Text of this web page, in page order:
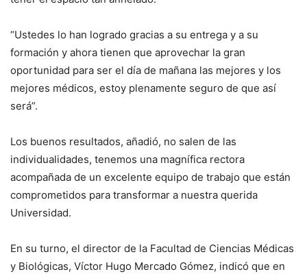
“Ustedes lo han logrado gracias a su entrega y a su
formación y ahora tienen que aprovechar la gran
oportunidad para ser el día de mañana las mejores y los
mejores médicos, estoy plenamente seguro de que así
será”.
Los buenos resultados, añadió, no salen de las
individualidades, tenemos una magnífica rectora
acompañada de un excelente equipo de trabajo que están
comprometidos para transformar a nuestra querida
Universidad.
En su turno, el director de la Facultad de Ciencias Médicas
y Biológicas, Víctor Hugo Mercado Gómez, indicó que en